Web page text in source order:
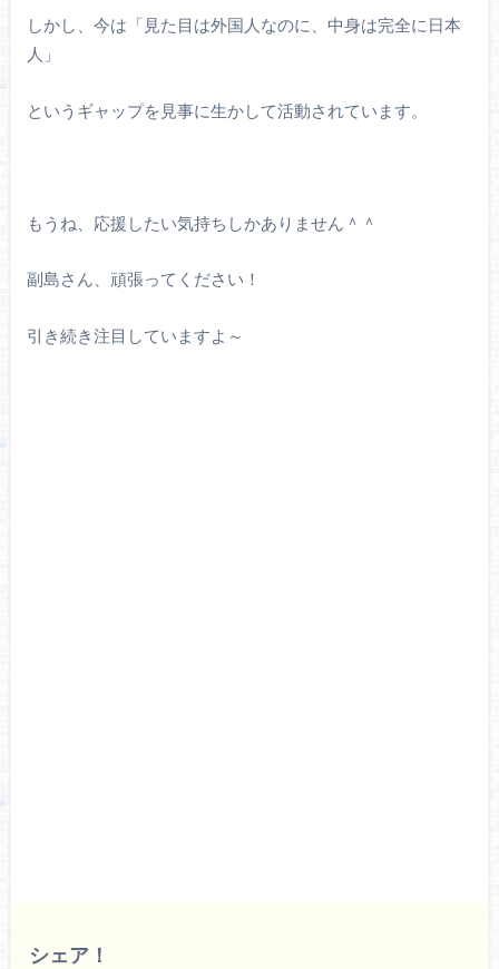
しかし、今は「見た目は外国人なのに、中身は完全に日本
人」
というギャップを見事に生かして活動されています。
もうね、応援したい気持ちしかありません＾＾
副島さん、頑張ってください！
引き続き注目していますよ～
シェア！